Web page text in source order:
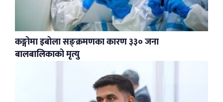
कङ्गोमा इबोला सङ्क्रमणका कारण ३३० जना
बालबालिकाको मृत्यु